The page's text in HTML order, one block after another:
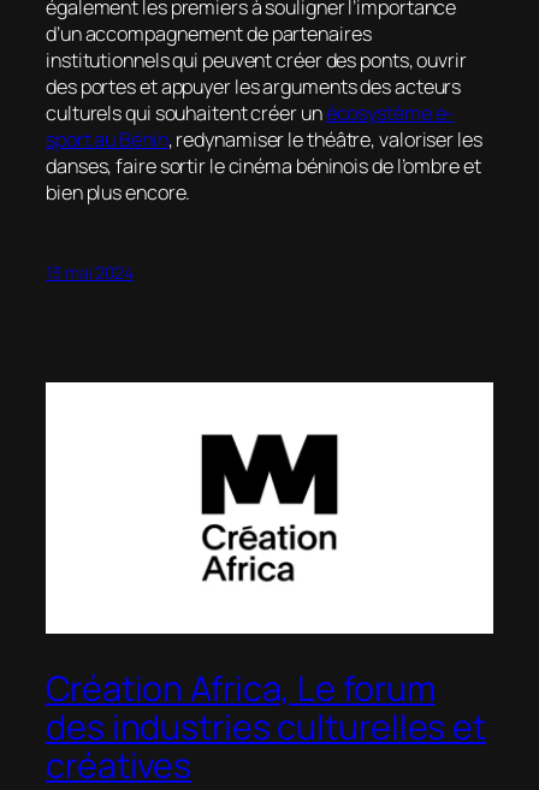
également les premiers à souligner l’importance
d’un accompagnement de partenaires
institutionnels qui peuvent créer des ponts, ouvrir
des portes et appuyer les arguments des acteurs
culturels qui souhaitent créer unécosystème e-
sport au Bénin, redynamiser le théâtre, valoriser les
danses, faire sortir le cinéma béninois de l’ombre et
bien plus encore.
13 mai 2024
Création Africa, Le forum
des industries culturelles et
créatives